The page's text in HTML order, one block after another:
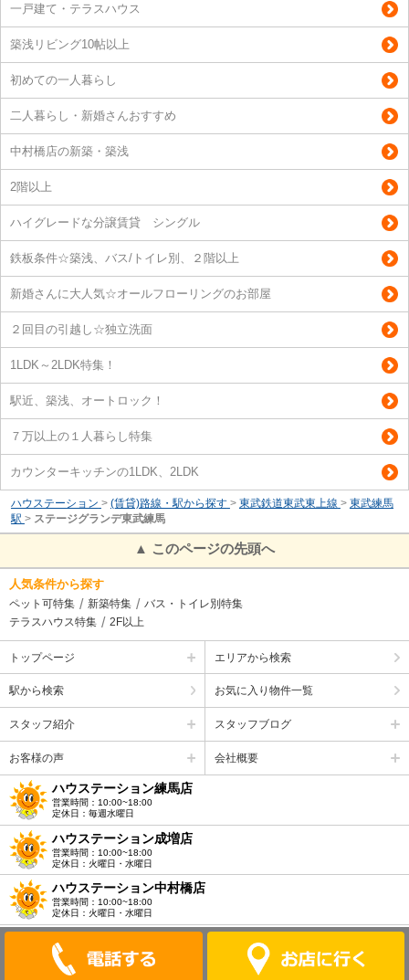
一戸建て・テラスハウス
築浅リビング10帖以上
初めての一人暮らし
二人暮らし・新婚さんおすすめ
中村橋店の新築・築浅
2階以上
ハイグレードな分譲賃貸 シングル
鉄板条件☆築浅、バス/トイレ別、２階以上
新婚さんに大人気☆オールフローリングのお部屋
２回目の引越し☆独立洗面
1LDK～2LDK特集！
駅近、築浅、オートロック！
７万以上の１人暮らし特集
カウンターキッチンの1LDK、2LDK
ハウステーション > (賃貸)路線・駅から探す > 東武鉄道東武東上線 > 東武練馬
駅 > ステージグランデ東武練馬
▲ このページの先頭へ
人気条件から探す
ペット可特集 新築特集
バス・トイレ別特集
テラスハウス特集
2F以上
トップページ エリアから検索
駅から検索 お気に入り物件一覧
スタッフ紹介 スタッフブログ
お客様の声 会社概要
ハウステーション練馬店
営業時間：10:00~18:00
定休日：毎週水曜日
ハウステーション成増店
営業時間：10:00~18:00
定休日：火曜日・水曜日
ハウステーション中村橋店
営業時間：10:00~18:00
定休日：火曜日・水曜日